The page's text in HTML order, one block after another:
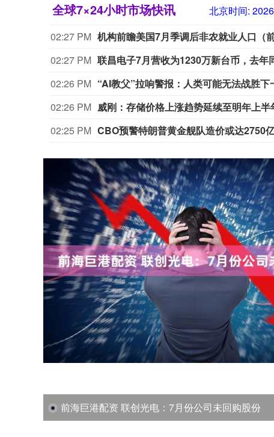
全球7×24小时市场快讯 北京时间:
02:27 PM 机构前瞻美国7月季调后非农就业人口（
02:27 PM 联昌电子7月营收为1230万新台币，去年
02:26 PM “AI教父”拉响警报：人类可能无法战胜下
02:26 PM 威刚：存储价格上涨趋势延续至明年上
02:25 PM CBO预警特朗普黄金舰队造价或达2750
前海巨港配资 联创光电：7月份公司未回购股份